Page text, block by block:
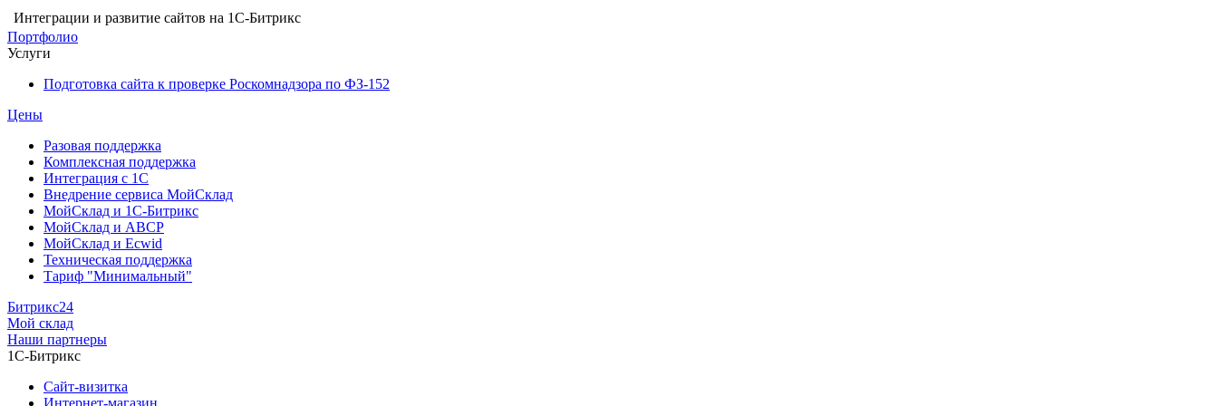
Интеграции и развитие сайтов на 1С-Битрикс
Портфолио
Услуги
Подготовка сайта к проверке Роскомнадзора по ФЗ-152
Цены
Разовая поддержка
Комплексная поддержка
Интеграция с 1С
Внедрение сервиса МойСклад
МойСклад и 1С-Битрикс
МойСклад и ABCP
МойСклад и Ecwid
Техническая поддержка
Тариф "Минимальный"
Битрикс24
Мой склад
Наши партнеры
1С-Битрикс
Сайт-визитка
Интернет-магазин